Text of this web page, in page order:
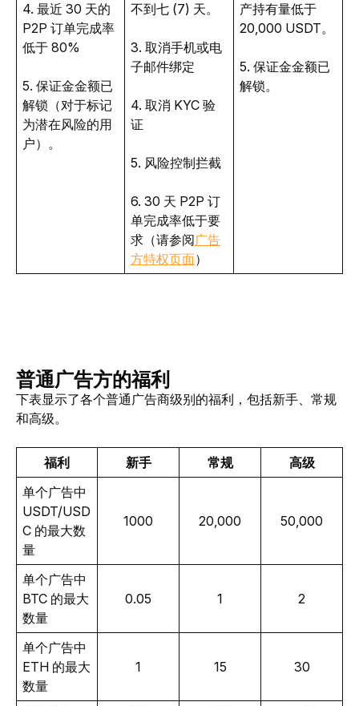
4. 最近 30 天的
P2P 订单完成率
低于 80%
5. 保证金金额已
解锁（对于标记
为潜在风险的用
户）。
不到七 (7) 天。
3. 取消手机或电
子邮件绑定
4. 取消 KYC 验
证
5. 风险控制拦截
6. 30 天 P2P 订
单完成率低于要
求（请参阅广告
方特权页面）
产持有量低于
20,000 USDT。
5. 保证金金额已
解锁。
普通广告方的福利
下表显示了各个普通广告商级别的福利，包括新手、常规
和高级。
福利 新手 常规
高级
单个广告中
USDT/USD
C 的最大数
量
1000 20,000 50,000
单个广告中
BTC 的最大
数量
0.05 1 2
单个广告中
ETH 的最大
数量
1 15 30